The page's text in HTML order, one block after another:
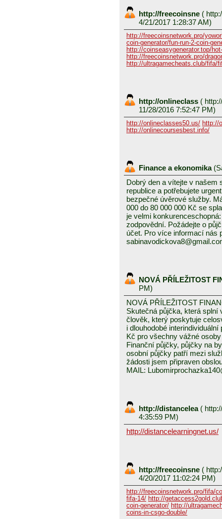
http://freecoinsne (
4/21/2017 1:28:37 AM)
http://freecoinsnetwork.pro/
coin-generator/fun-run-2-coin-
http://coinseasygenerator.top/
http://freecoinsnetwork.pro/
http://ultragamecheats.club/fifa/
http://onlineclass (
11/28/2016 7:52:47 PM)
http://onlineclasses50.us/ http://
http://onlinecoursesbest.info/
Finance a ekonomika (
Dobrý den a vítejte v našem
republice a potřebujete
bezpečné úvěrové služby.
000 do 80 000 000 Kč se
je velmi
zodpovědní. Požádejte o
účet. Pro více informací nás
NOVÁ PŘÍLEŽITOST
PM)
NOVÁ PŘÍLEŽITOST
Skutečná půjčka, která
člověk, který poskytuje
i dlouhodobé
Kč pro všechny vážné
Finanční půjčky, půjčky na
osobní půjčky patří mezi
žádosti jsem připraven
MAIL:
http://distancelea (
4:35:59 PM)
http://distancelearningnet.us/
http://freecoinsne (
4/20/2017 11:02:24 PM)
http://freecoinsnetwork.pro/fifa/
fifa-14/ http://
coin-generator/ http://
coins-in-csgo-double/